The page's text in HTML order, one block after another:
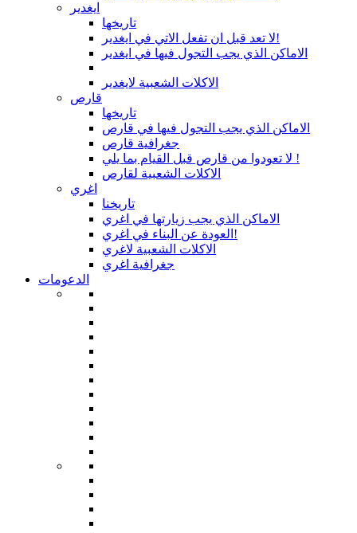
ايغدير
تاريخها
لا تعد قبل ان تفعل الاتي في ايغدير!
الاماكن الذي يجب التجول فيها في ايغدير
الاكلات الشعبية لايغدير
قارص
تاريخها
الاماكن الذي يجب التجول فيها في قارص
جغرافية قارص
لا تعودوا من قارص قبل القيام بما يلي !
الاكلات الشعبية لقارص
اغري
تاريخنا
الاماكن الذي يجب زيارتها في اغري
العودة عن البناء في اغري!
الاكلات الشعبية لاغري
جغرافية اغري
الدعومات